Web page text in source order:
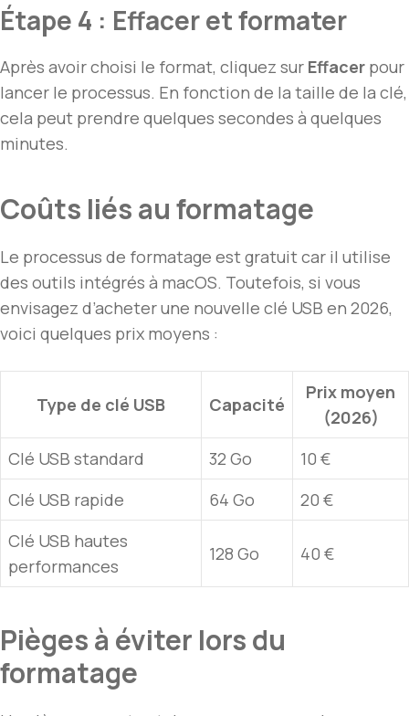
Étape 4 : Effacer et formater
Après avoir choisi le format, cliquez sur Effacer pour
lancer le processus. En fonction de la taille de la clé,
cela peut prendre quelques secondes à quelques
minutes.
Coûts liés au formatage
Le processus de formatage est gratuit car il utilise
des outils intégrés à macOS. Toutefois, si vous
envisagez d’acheter une nouvelle clé USB en 2026,
voici quelques prix moyens :
Type de clé USB Capacité
Prix moyen
(2026)
Clé USB standard
32 Go
10 €
Clé USB rapide
64 Go
20 €
Clé USB hautes
performances
128 Go 40 €
Pièges à éviter lors du
formatage